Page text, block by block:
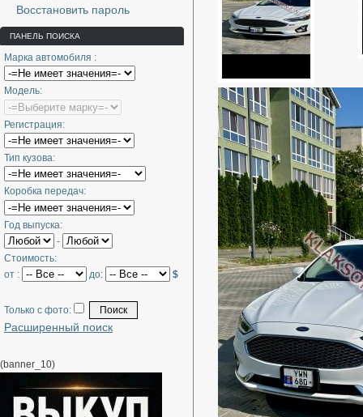
Восстановить пароль
ПАНЕЛЬ ПОИСКА
Марка автомобиля :
Модель:
Регистрация:
Тип кузова:
Коробка передач:
Год выпуска:
-
Стоимость:
от :
до: $
Только с фото:
Расширенный поиск
(banner_10)